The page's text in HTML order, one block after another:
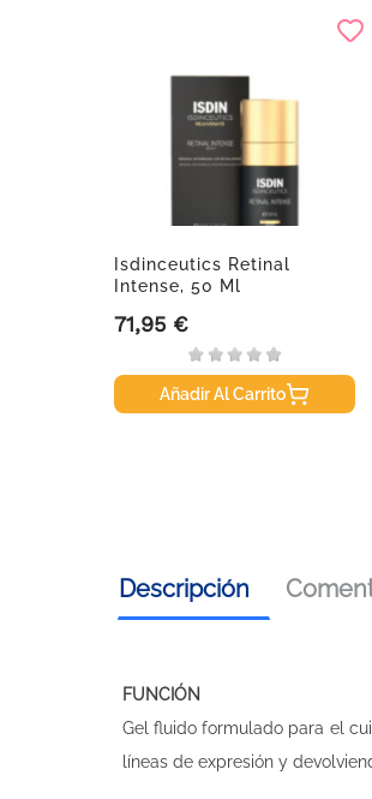
Isdinceutics Retinal
Intense, 50 Ml
Precio
71,95 €
Añadir Al Carrito
Descripción
FUNCIÓN
Gel fluido formulado para el
líneas de expresión y